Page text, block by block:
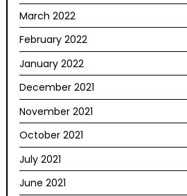
March 2022
February 2022
January 2022
December 2021
November 2021
October 2021
July 2021
June 2021